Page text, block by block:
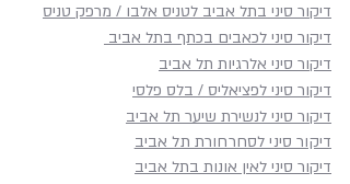
דיקור סיני בתל אביב לטניס אלבו / מרפק טניס
דיקור סיני לכאבים בכתף​ בתל אביב
דיקור סיני אלרגיות תל אביב
דיקור סיני לפציאליס / בלס פלסי
דיקור סיני לנשירת שיער תל אביב
דיקור סיני לסחרחורת תל אביב
דיקור סיני לאין אונות בתל אביב